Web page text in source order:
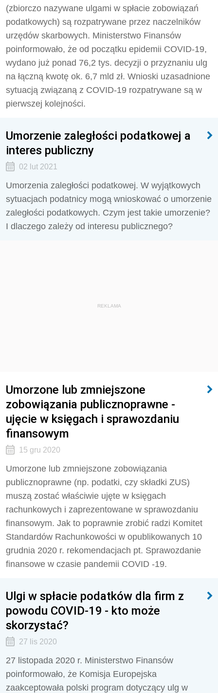
(zbiorczo nazywane ulgami w spłacie zobowiązań
podatkowych) są rozpatrywane przez naczelników
urzędów skarbowych. Ministerstwo Finansów
poinformowało, że od początku epidemii COVID-19,
wydano już ponad 76,2 tys. decyzji o przyznaniu ulg
na łączną kwotę ok. 6,7 mld zł. Wnioski uzasadnione
sytuacją związaną z COVID-19 rozpatrywane są w
pierwszej kolejności.
Umorzenie zaległości podatkowej a
interes publiczny
02 lut 2021
Umorzenia zaległości podatkowej. W wyjątkowych
sytuacjach podatnicy mogą wnioskować o umorzenie
zaległości podatkowych. Czym jest takie umorzenie?
I dlaczego zależy od interesu publicznego?
REKLAMA
Umorzone lub zmniejszone
zobowiązania publicznoprawne -
ujęcie w księgach i sprawozdaniu
finansowym
15 gru 2020
Umorzone lub zmniejszone zobowiązania
publicznoprawne (np. podatki, czy składki ZUS)
muszą zostać właściwie ujęte w księgach
rachunkowych i zaprezentowane w sprawozdaniu
finansowym. Jak to poprawnie zrobić radzi Komitet
Standardów Rachunkowości w opublikowanych 10
grudnia 2020 r. rekomendacjach pt. Sprawozdanie
finansowe w czasie pandemii COVID -19.
Ulgi w spłacie podatków dla firm z
powodu COVID-19 - kto może
skorzystać?
27 lis 2020
27 listopada 2020 r. Ministerstwo Finansów
poinformowało, że Komisja Europejska
zaakceptowała polski program dotyczący ulg w